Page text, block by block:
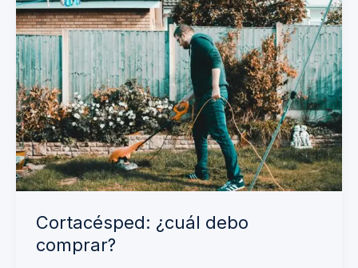
Cortacésped: ¿cuál debo
comprar?
¿cuál
debo
comprar?